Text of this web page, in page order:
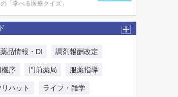
「学べる医療クイズ」
品情報・DI 調剤報酬改定
序 門前薬局 服薬指導
ハット ライフ・雑学